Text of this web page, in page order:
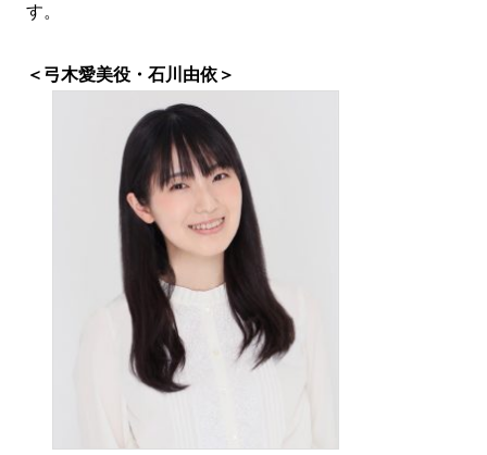
す。
＜弓木愛美役・石川由依＞